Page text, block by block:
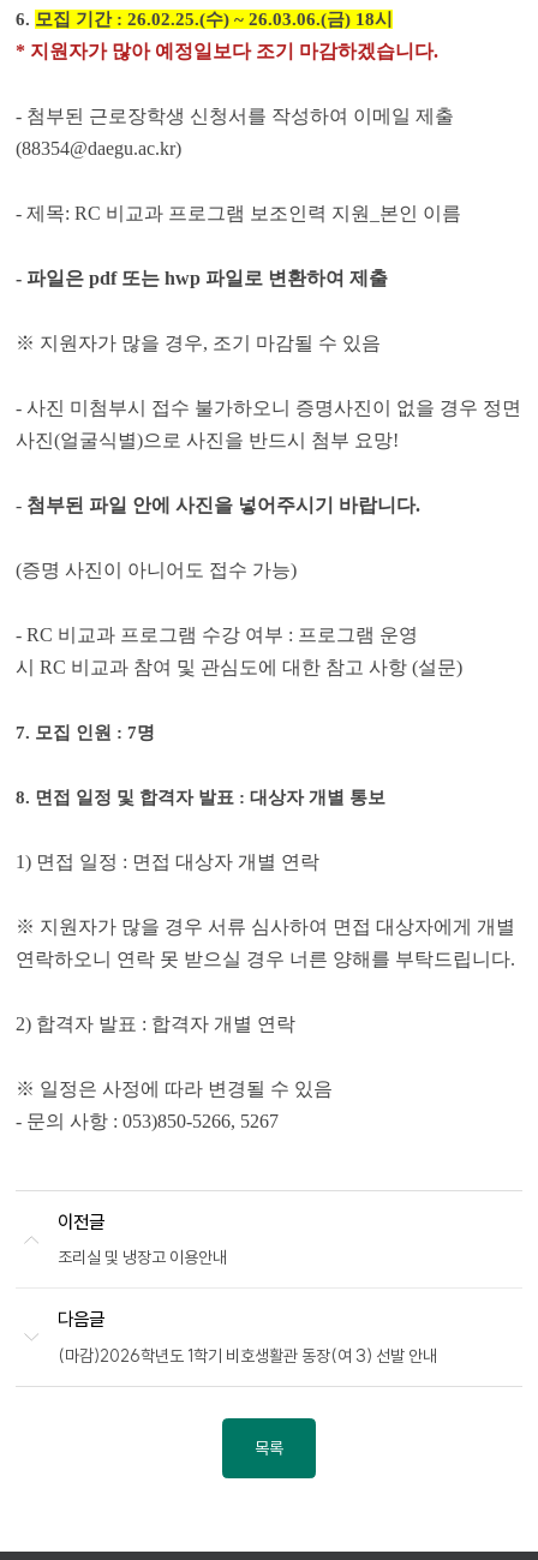
6. 모집 기간 : 26.02.25.(수) ~ 26.03.06.(금) 18시
* 지원자가 많아 예정일보다 조기 마감하겠습니다.
- 첨부된 근로장학생 신청서를 작성하여 이메일 제출
(88354@daegu.ac.kr)
-제목: RC 비교과 프로그램 보조인력 지원 본인 이름
- 파일은 pdf 또는 hwp 파일로 변환하여 제출
※ 지원자가 많을 경우, 조기 마감될 수 있음
-사진 미첨부시 접수 불가하오니 증명사진이 없을 경우 정면
사진(얼굴식별)으로 사진을 반드시 첨부 요망!
- 첨부된 파일 안에 사진을 넣어주시기 바랍니다.
(증명 사진이 아니어도 접수 가능)
- RC 비교과 프로그램 수강 여부 : 프로그램 운영
시RC 비교과 참여 및 관심도에 대한 참고 사항(설문)
7. 모집 인원 : 7명
8. 면접 일정 및 합격자 발표 :대상자 개별 통보
1) 면접 일정 : 면접 대상자 개별 연락
※ 지원자가 많을 경우 서류 심사하여 면접 대상자에게 개별
연락하오니 연락 못 받으실 경우 너른 양해를 부탁드립니다.
2) 합격자 발표 : 합격자 개별 연락
※ 일정은 사정에 따라 변경될 수 있음
- 문의 사항 : 053)850-5266, 5267
이전글
조리실 및 냉장고 이용안내
다음글
(마감)2026학년도 1학기 비호생활관 동장(여 3) 선발 안내
목록